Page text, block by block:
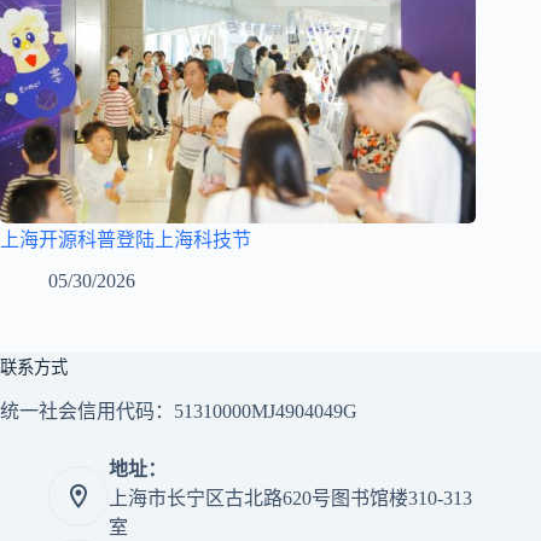
上海开源科普登陆上海科技节
05/30/2026
联系方式
统一社会信用代码：51310000MJ4904049G
地址：
上海市长宁区古北路620号图书馆楼310-313
室